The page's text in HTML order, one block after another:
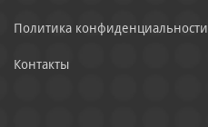
Политика конфиденциальности
Контакты